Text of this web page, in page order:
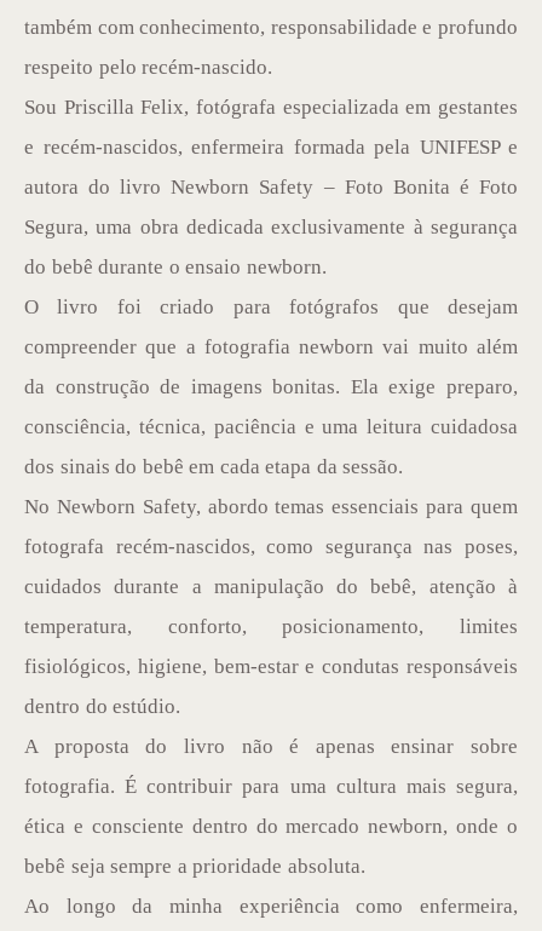
também com conhecimento, responsabilidade e profundo
respeito pelo recém-nascido.
Sou Priscilla Felix, fotógrafa especializada em gestantes
e recém-nascidos, enfermeira formada pela UNIFESP e
autora do livro Newborn Safety – Foto Bonita é Foto
Segura, uma obra dedicada exclusivamente à segurança
do bebê durante o ensaio newborn.
O livro foi criado para fotógrafos que desejam
compreender que a fotografia newborn vai muito além
da construção de imagens bonitas. Ela exige preparo,
consciência, técnica, paciência e uma leitura cuidadosa
dos sinais do bebê em cada etapa da sessão.
No Newborn Safety, abordo temas essenciais para quem
fotografa recém-nascidos, como segurança nas poses,
cuidados durante a manipulação do bebê, atenção à
temperatura, conforto, posicionamento, limites
fisiológicos, higiene, bem-estar e condutas responsáveis
dentro do estúdio.
A proposta do livro não é apenas ensinar sobre
fotografia. É contribuir para uma cultura mais segura,
ética e consciente dentro do mercado newborn, onde o
bebê seja sempre a prioridade absoluta.
Ao longo da minha experiência como enfermeira,